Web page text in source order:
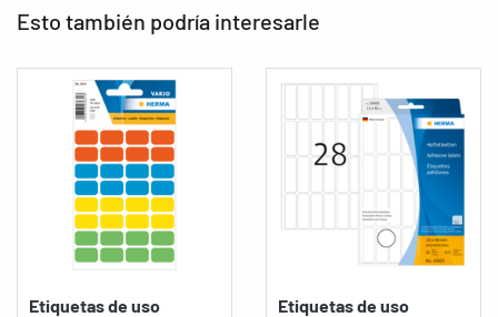
Esto también podría interesarle
Etiquetas de uso
Etiquetas de uso